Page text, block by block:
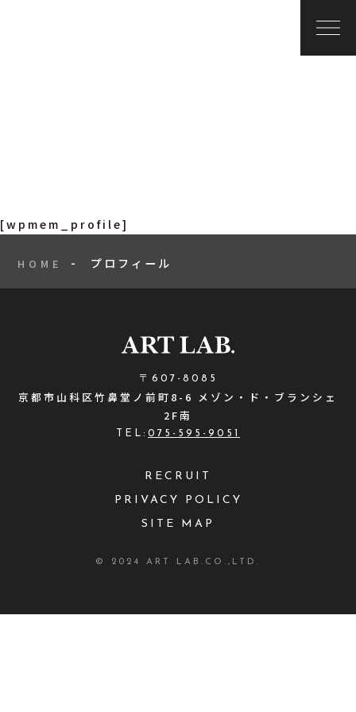
[wpmem_profile]
HOME プロフィール
〒607-8085
京都市山科区竹鼻堂ノ前町8-6 メゾン・ド・ブランシェ
2F南
TEL: 075-595-9051
RECRUIT
PRIVACY POLICY
SITE MAP
© 2024 ART LAB.CO.,LTD.